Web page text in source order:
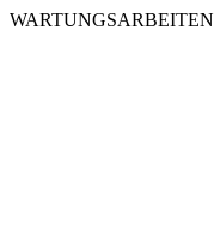
WARTUNGSARBEITEN